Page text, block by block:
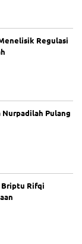
Regulasi
Pulang
Briptu Rifqi